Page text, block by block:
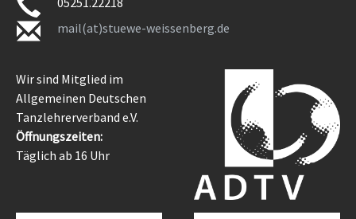
mail(at)stuewe-weissenberg.de
Wir sind Mitglied im
Allgemeinen Deutschen
Tanzlehrerverband e.V.
Öffnungszeiten:
Täglich ab 16 Uhr